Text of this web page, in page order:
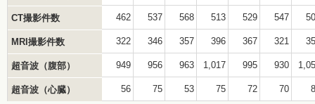
CT撮影件数 462 537 568 513 529 547
MRI撮影件数 322 346 357 396 367 321
超音波（腹部） 949 956 963 1,017 995 930
超音波（心臓） 56 75 53 75 72 70